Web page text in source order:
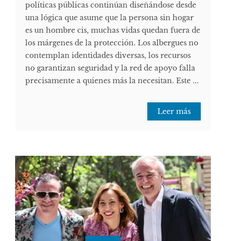
políticas públicas continúan diseñándose desde
una lógica que asume que la persona sin hogar
es un hombre cis, muchas vidas quedan fuera de
los márgenes de la protección. Los albergues no
contemplan identidades diversas, los recursos
no garantizan seguridad y la red de apoyo falla
precisamente a quienes más la necesitan. Este ...
Leer más